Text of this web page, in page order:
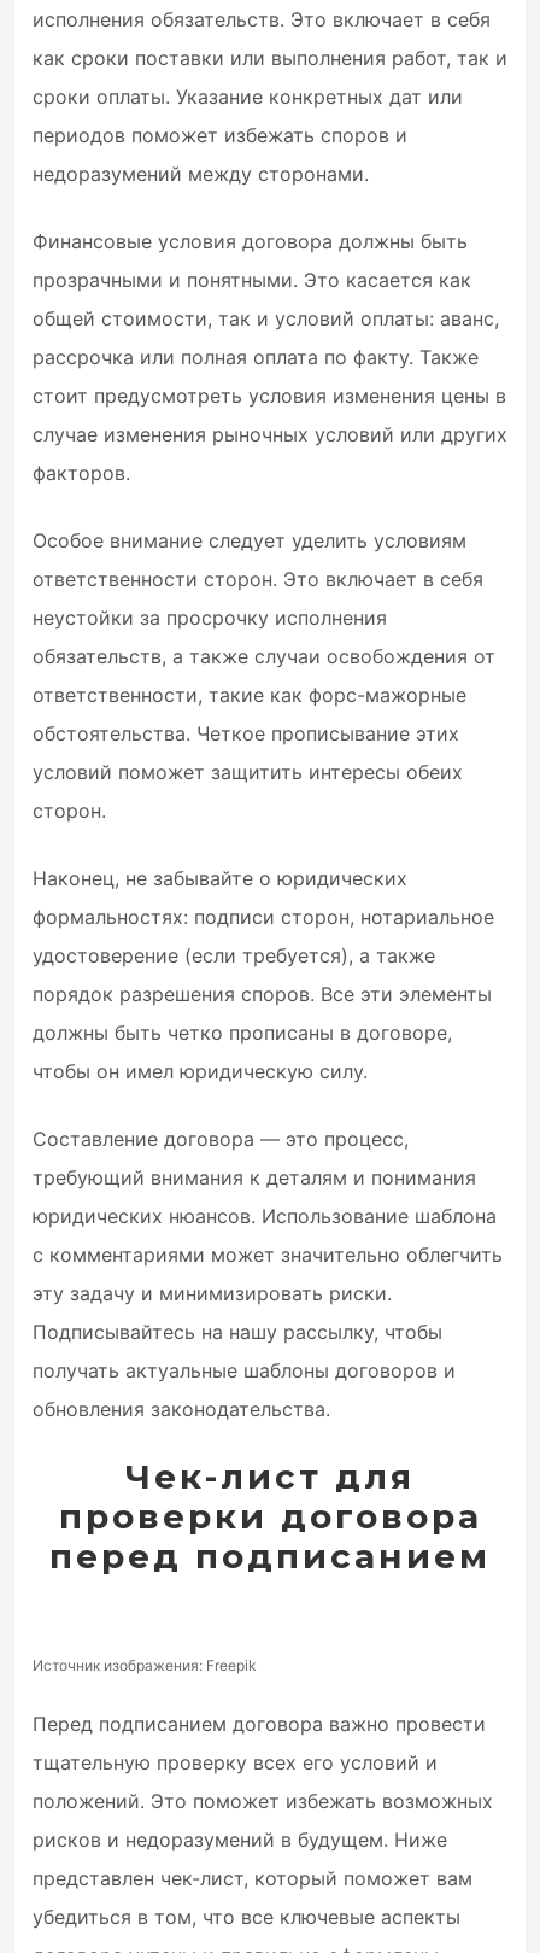
исполнения обязательств. Это включает в себя
как сроки поставки или выполнения работ, так и
сроки оплаты. Указание конкретных дат или
периодов поможет избежать споров и
недоразумений между сторонами.
Финансовые условия договора должны быть
прозрачными и понятными. Это касается как
общей стоимости, так и условий оплаты: аванс,
рассрочка или полная оплата по факту. Также
стоит предусмотреть условия изменения цены в
случае изменения рыночных условий или других
факторов.
Особое внимание следует уделить условиям
ответственности сторон. Это включает в себя
неустойки за просрочку исполнения
обязательств, а также случаи освобождения от
ответственности, такие как форс-мажорные
обстоятельства. Четкое прописывание этих
условий поможет защитить интересы обеих
сторон.
Наконец, не забывайте о юридических
формальностях: подписи сторон, нотариальное
удостоверение (если требуется), а также
порядок разрешения споров. Все эти элементы
должны быть четко прописаны в договоре,
чтобы он имел юридическую силу.
Составление договора — это процесс,
требующий внимания к деталям и понимания
юридических нюансов. Использование шаблона
с комментариями может значительно облегчить
эту задачу и минимизировать риски.
Подписывайтесь на нашу рассылку, чтобы
получать актуальные шаблоны договоров и
обновления законодательства.
Чек-лист для
проверки договора
перед подписанием
Источник изображения: Freepik
Перед подписанием договора важно провести
тщательную проверку всех его условий и
положений. Это поможет избежать возможных
рисков и недоразумений в будущем. Ниже
представлен чек-лист, который поможет вам
убедиться в том, что все ключевые аспекты